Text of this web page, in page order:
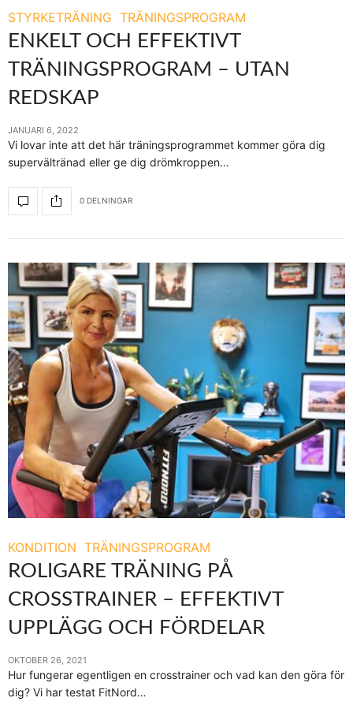
STYRKETRÄNING TRÄNINGSPROGRAM
ENKELT OCH EFFEKTIVT
TRÄNINGSPROGRAM – UTAN
REDSKAP
JANUARI 6, 2022
Vi lovar inte att det här träningsprogrammet kommer göra dig
supervältränad eller ge dig drömkroppen…
0 DELNINGAR
KONDITION TRÄNINGSPROGRAM
ROLIGARE TRÄNING PÅ
CROSSTRAINER – EFFEKTIVT
UPPLÄGG OCH FÖRDELAR
OKTOBER 26, 2021
Hur fungerar egentligen en crosstrainer och vad kan den göra för
dig? Vi har testat FitNord…